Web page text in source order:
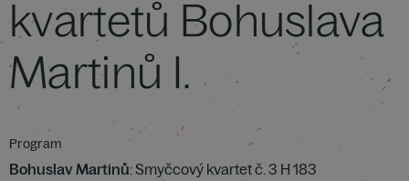
kvartetů Bohuslava
Martinů I.
Program
Bohuslav Martinů: Smyčcový kvartet č. 3 H 183